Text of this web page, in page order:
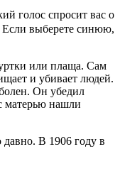
голос спросит вас о
Если выберете синюю,
или плаща. Сам
и убивает людей.
Он убедил
матерью нашли
давно. В 1906 году в